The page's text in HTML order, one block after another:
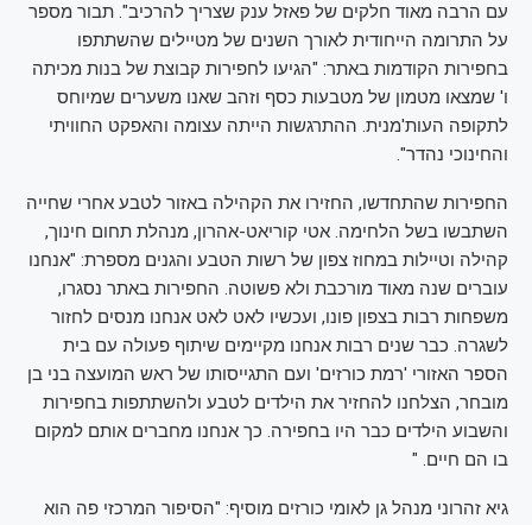
עם הרבה מאוד חלקים של פאזל ענק שצריך להרכיב". תבור מספר
על התרומה הייחודית לאורך השנים של מטיילים שהשתתפו
בחפירות הקודמות באתר: "הגיעו לחפירות קבוצת של בנות מכיתה
ו' שמצאו מטמון של מטבעות כסף וזהב שאנו משערים שמיוחס
לתקופה העות'מנית. ההתרגשות הייתה עצומה והאפקט החוויתי
והחינוכי נהדר".
החפירות שהתחדשו, החזירו את הקהילה באזור לטבע אחרי שחייה
השתבשו בשל הלחימה. אטי קוריאט-אהרון, מנהלת תחום חינוך,
קהילה וטיילות במחוז צפון של רשות הטבע והגנים מספרת: "אנחנו
עוברים שנה מאוד מורכבת ולא פשוטה. החפירות באתר נסגרו,
משפחות רבות בצפון פונו, ועכשיו לאט לאט אנחנו מנסים לחזור
לשגרה. כבר שנים רבות אנחנו מקיימים שיתוף פעולה עם בית
הספר האזורי 'רמת כורזים' ועם התגייסותו של ראש המועצה בני בן
מובחר, הצלחנו להחזיר את הילדים לטבע ולהשתתפות בחפירות
והשבוע הילדים כבר היו בחפירה. כך אנחנו מחברים אותם למקום
בו הם חיים. "
גיא זהרוני מנהל גן לאומי כורזים מוסיף: "הסיפור המרכזי פה הוא